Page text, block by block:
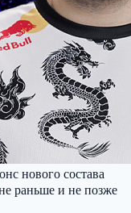
нового состава
раньше и не позже